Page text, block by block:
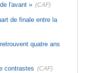
l'avant » (CAF)
de finale entre la
quatre ans
contrastes (CAF)